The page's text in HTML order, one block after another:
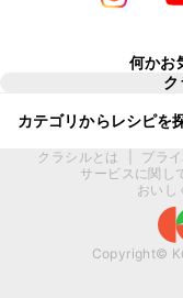
何かお
カテゴリからレシピを
クラシルとは プラ
サービスに関し
おいし
Copyright©